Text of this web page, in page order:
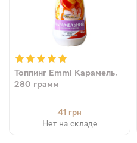
Топпинг Emmi Карамель,
280 грамм
41 грн
Нет на складе